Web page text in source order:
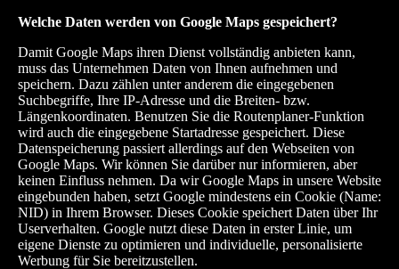
Welche Daten werden von Google Maps gespeichert?
Damit Google Maps ihren Dienst vollständig anbieten kann,
muss das Unternehmen Daten von Ihnen aufnehmen und
speichern. Dazu zählen unter anderem die eingegebenen
Suchbegriffe, Ihre IP-Adresse und die Breiten- bzw.
Längenkoordinaten. Benutzen Sie die Routenplaner-Funktion
wird auch die eingegebene Startadresse gespeichert. Diese
Datenspeicherung passiert allerdings auf den Webseiten von
Google Maps. Wir können Sie darüber nur informieren, aber
keinen Einfluss nehmen. Da wir Google Maps in unsere Website
eingebunden haben, setzt Google mindestens ein Cookie (Name:
NID) in Ihrem Browser. Dieses Cookie speichert Daten über Ihr
Userverhalten. Google nutzt diese Daten in erster Linie, um
eigene Dienste zu optimieren und individuelle, personalisierte
Werbung für Sie bereitzustellen.